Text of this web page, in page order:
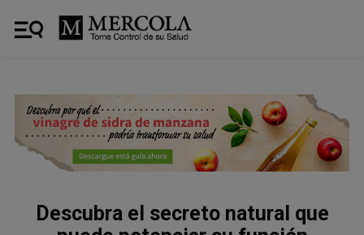
Descubra el secreto natural que